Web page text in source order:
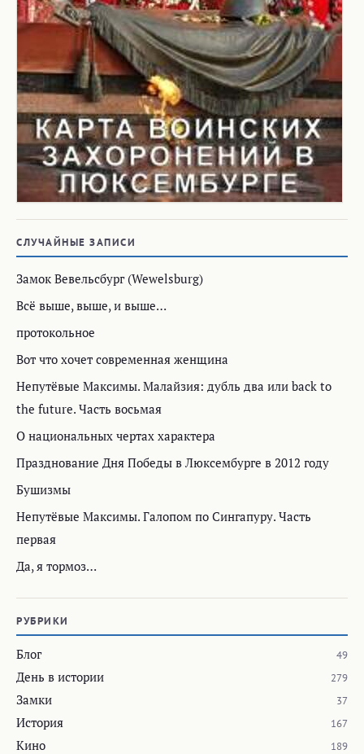
СЛУЧАЙНЫЕ ЗАПИСИ
Замок Вевельсбург (Wewelsburg)
Всё выше, выше, и выше…
протокольное
Вот что хочет современная женщина
Непутёвые Максимы. Малайзия: дубль два или back to
the future. Часть восьмая
О национальных чертах характера
Празднование Дня Победы в Люксембурге в 2012 году
Бушизмы
Непутёвые Максимы. Галопом по Сингапуру. Часть
первая
Да, я тормоз…
РУБРИКИ
Блог 49
День в истории 279
Замки 37
История 167
Кино 189